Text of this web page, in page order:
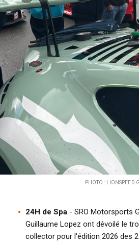
PHOTO : LIONSPEED
24H de Spa - SRO Motorsports
Guillaume Lopez ont dévoilé le
collector pour l'édition 2026 des